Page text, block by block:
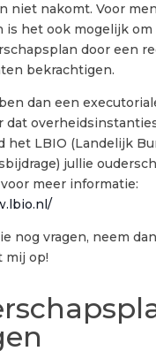
niet nakomt. Voor
is het ook mogelijk om
door een
bekrachtigen.
dan een
dat
het LBIO (Landelijk
jullie
meer informatie:
nog vragen, neem
mij op!